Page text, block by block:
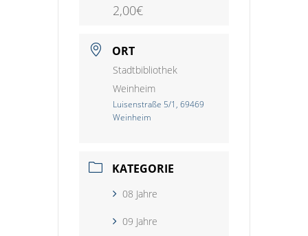
2,00€
ORT
Stadtbibliothek
Weinheim
Luisenstraße 5/1, 69469
Weinheim
KATEGORIE
08 Jahre
09 Jahre